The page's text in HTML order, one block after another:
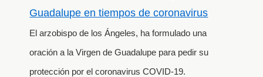
Guadalupe en tiempos de coronavirus
El arzobispo de los Ángeles, ha formulado una
oración a la Virgen de Guadalupe para pedir su
protección por el coronavirus COVID-19.